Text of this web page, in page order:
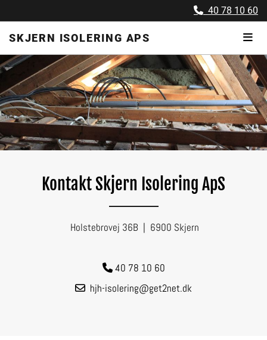
40 78 10 60
SKJERN ISOLERING APS
Kontakt Skjern Isolering ApS
Holstebrovej 36B | 6900 Skjern
40 78 10 60
 hjh-isolering@get2net.dk